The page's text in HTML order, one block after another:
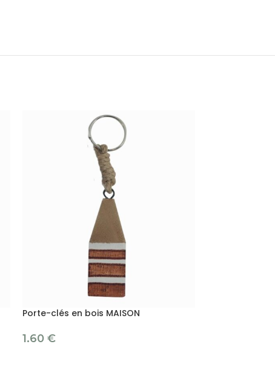
Porte-clés en bois MAISON
1.60 €